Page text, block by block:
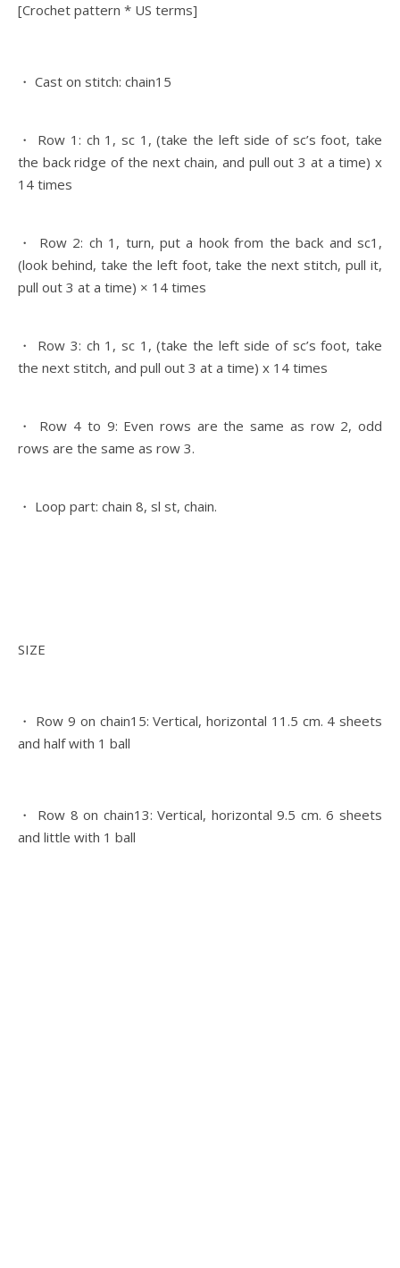
[Crochet pattern * US terms]
・ Cast on stitch: chain15
・ Row 1: ch 1, sc 1, (take the left side of sc’s foot, take
the back ridge of the next chain, and pull out 3 at a time) x
14 times
・ Row 2: ch 1, turn, put a hook from the back and sc1,
(look behind, take the left foot, take the next stitch, pull it,
pull out 3 at a time) × 14 times
・ Row 3: ch 1, sc 1, (take the left side of sc’s foot, take
the next stitch, and pull out 3 at a time) x 14 times
・ Row 4 to 9: Even rows are the same as row 2, odd
rows are the same as row 3.
・ Loop part: chain 8, sl st, chain.
SIZE
・ Row 9 on chain15: Vertical, horizontal 11.5 cm. 4 sheets
and half with 1 ball
・ Row 8 on chain13: Vertical, horizontal 9.5 cm. 6 sheets
and little with 1 ball